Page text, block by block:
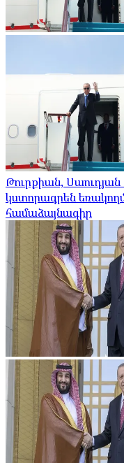
Թուրքիան,
կստորագրեն
համաձայնագիր